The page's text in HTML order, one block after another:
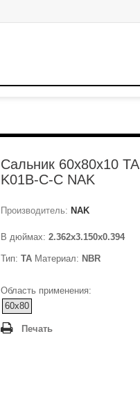
Сальник 60x80x10
K01B-C-C NAK
Производитель: NAK
В дюймах: 2.362x3.150x0.394
Тип: TA Материал: NBR
Область применения:
60x80
Печать